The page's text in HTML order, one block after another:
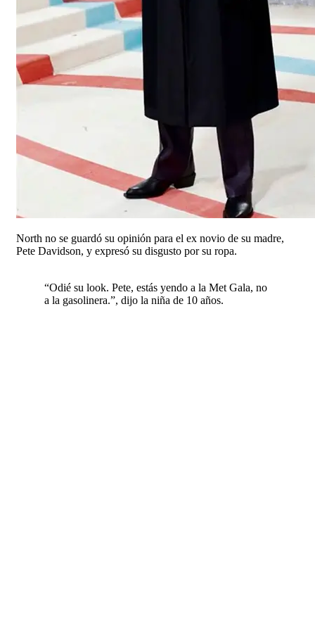
North no se guardó su opinión para el ex novio de su madre,
Pete Davidson, y expresó su disgusto por su ropa.
“Odié su look. Pete, estás yendo a la Met Gala, no
a la gasolinera.”, dijo la niña de 10 años.